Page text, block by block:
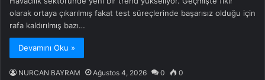
olarak ortaya çıkarılmış fakat test süreçlerinde başarısız olduğu için
rafa kaldırılmış bazı…
Devamını Oku »
NURCAN BAYRAM Ağustos 4, 2026 0 0